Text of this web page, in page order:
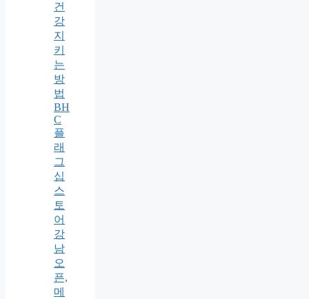
건
강
지
키
는
방
법
BH
C
플
래
그
십
스
토
어
강
남
오
픈,
메